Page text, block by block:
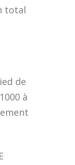
total
de
à